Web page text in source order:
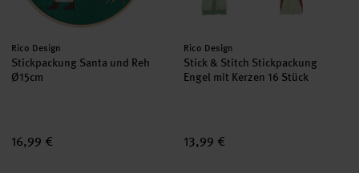
Hersteller:
Rico Design
Stickpackung Santa und Reh
Ø15cm
16,99 €
Hersteller:
Rico Design
Stick & Stitch Stickpackung
Engel mit Kerzen 16 Stück
13,99 €